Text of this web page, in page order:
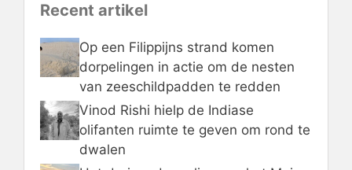
Recent artikel
Op een Filippijns strand komen
dorpelingen in actie om de nesten
van zeeschildpadden te redden
Vinod Rishi hielp de Indiase
olifanten ruimte te geven om rond te
dwalen